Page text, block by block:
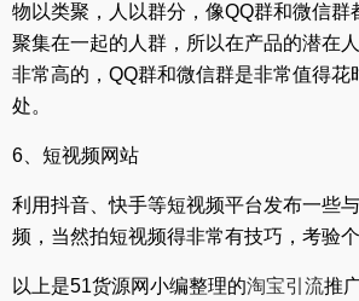
物以类聚，人以群分，像QQ群和微信群
聚集在一起的人群，所以在产品的潜在
非常高的，QQ群和微信群是非常值得花
处。
6、短视频网站
利用抖音、快手等短视频平台发布一些
频，当然拍短视频得非常有技巧，考验
以上是51货源网小编整理的淘宝引流推